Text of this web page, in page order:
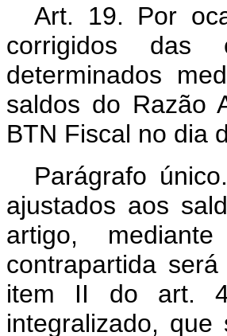
Art. 19. Por
corrigidos das
determinados
saldos do Razão
BTN Fiscal no dia
Parágrafo
ajustados aos
artigo,
contrapartida
item II do art.
integralizado,